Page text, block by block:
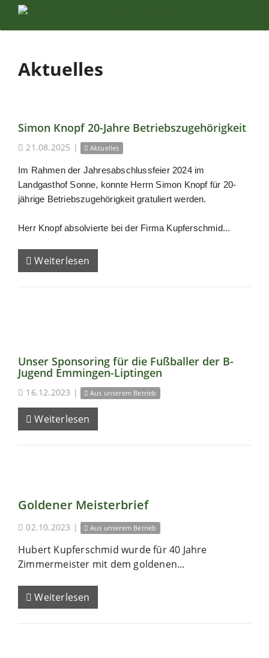
Aktuelles
Simon Knopf 20-Jahre Betriebszugehörigkeit
21.08.2025 | Aktuelles
Im Rahmen der Jahresabschlussfeier 2024 im
Landgasthof Sonne, konnte Herrn Simon Knopf für 20-
jährige Betriebszugehörigkeit gratuliert werden.
Herr Knopf absolvierte bei der Firma Kupferschmid...
Weiterlesen
Unser Sponsoring für die Fußballer der B-
Jugend Emmingen-Liptingen
16.12.2023 | Aus unserem Betrieb
Weiterlesen
Goldener Meisterbrief
02.10.2023 | Aus unserem Betrieb
Hubert Kupferschmid wurde für 40 Jahre
Zimmermeister mit dem goldenen...
Weiterlesen